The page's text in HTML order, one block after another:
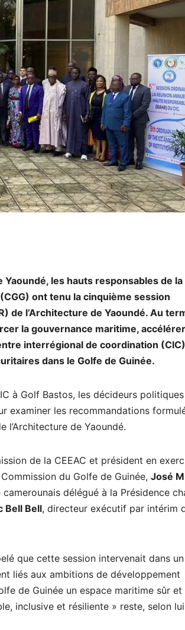
Yaoundé, les hauts responsables de la
ont tenu la cinquième session
de l’Architecture de Yaoundé. Au
la gouvernance maritime,
interrégional de coordination
dans le Golfe de Guinée.
à Golf Bastos, les décideurs
examiner les recommandations
de Yaoundé.
de la CEEAC et président en
du Golfe de Guinée, José
délégué à la Présidence
Bell Bell, directeur exécutif par intérim
que cette session intervenait dans un
liés aux ambitions de développement
de Guinée un espace maritime sûr et
inclusive et résiliente » reste, selon